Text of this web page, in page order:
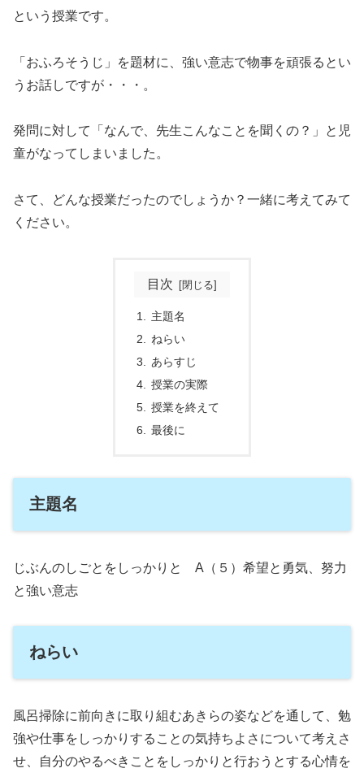
という授業です。
「おふろそうじ」を題材に、強い意志で物事を頑張るとい
うお話しですが・・・。
発問に対して「なんで、先生こんなことを聞くの？」と児
童がなってしまいました。
さて、どんな授業だったのでしょうか？一緒に考えてみて
ください。
目次
主題名
ねらい
あらすじ
授業の実際
授業を終えて
最後に
主題名
じぶんのしごとをしっかりと A（５）希望と勇気、努力
と強い意志
ねらい
風呂掃除に前向きに取り組むあきらの姿などを通して、勉
強や仕事をしっかりすることの気持ちよさについて考えさ
せ、自分のやるべきことをしっかりと行おうとする心情を